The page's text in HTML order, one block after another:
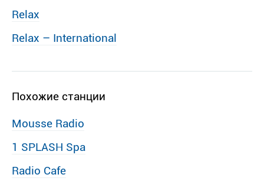
Relax
Relax – International
Похожие станции
Mousse Radio
1 SPLASH Spa
Radio Cafe